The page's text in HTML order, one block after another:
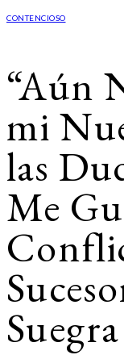
CONTENCIOSO
“Aún
mi
las
Me